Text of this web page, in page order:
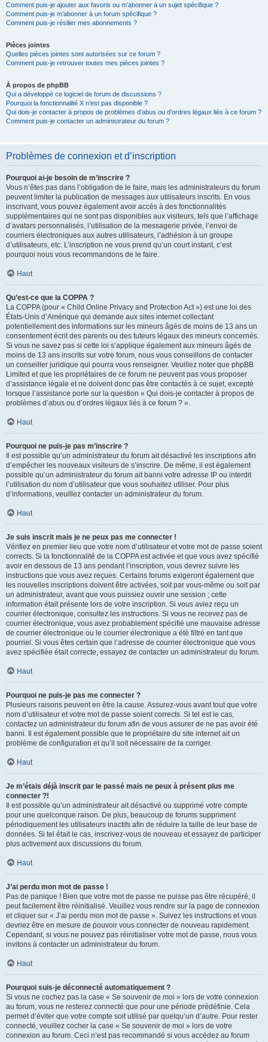
Comment puis-je ajouter aux favoris ou m’abonner à un sujet spécifique ?
Comment puis-je m’abonner à un forum spécifique ?
Comment puis-je résilier mes abonnements ?
Pièces jointes
Quelles pièces jointes sont autorisées sur ce forum ?
Comment puis-je retrouver toutes mes pièces jointes ?
À propos de phpBB
Qui a développé ce logiciel de forum de discussions ?
Pourquoi la fonctionnalité X n’est pas disponible ?
Qui dois-je contacter à propos de problèmes d’abus ou d’ordres légaux liés à ce forum ?
Comment puis-je contacter un administrateur du forum ?
Problèmes de connexion et d’inscription
Pourquoi ai-je besoin de m’inscrire ?
Vous n’êtes pas dans l’obligation de le faire, mais les administrateurs du forum
peuvent limiter la publication de messages aux utilisateurs inscrits. En vous
inscrivant, vous pouvez également avoir accès à des fonctionnalités
supplémentaires qui ne sont pas disponibles aux visiteurs, tels que l’affichage
d’avatars personnalisés, l’utilisation de la messagerie privée, l’envoi de
courriers électroniques aux autres utilisateurs, l’adhésion à un groupe
d’utilisateurs, etc. L’inscription ne vous prend qu’un court instant, c’est
pourquoi nous vous recommandons de le faire.
Haut
Qu’est-ce que la COPPA ?
La COPPA (pour « Child Online Privacy and Protection Act ») est une loi des
États-Unis d’Amérique qui demande aux sites internet collectant
potentiellement des informations sur les mineurs âgés de moins de 13 ans un
consentement écrit des parents ou des tuteurs légaux des mineurs concernés.
Si vous ne savez pas si cette loi s’applique également aux mineurs âgés de
moins de 13 ans inscrits sur votre forum, nous vous conseillons de contacter
un conseiller juridique qui pourra vous renseigner. Veuillez noter que phpBB
Limited et que les propriétaires de ce forum ne peuvent pas vous proposer
d’assistance légale et ne doivent donc pas être contactés à ce sujet, excepté
lorsque l’assistance porte sur la question « Qui dois-je contacter à propos de
problèmes d’abus ou d’ordres légaux liés à ce forum ? ».
Haut
Pourquoi ne puis-je pas m’inscrire ?
Il est possible qu’un administrateur du forum ait désactivé les inscriptions afin
d’empêcher les nouveaux visiteurs de s’inscrire. De même, il est également
possible qu’un administrateur du forum ait banni votre adresse IP ou interdit
l’utilisation du nom d’utilisateur que vous souhaitez utiliser. Pour plus
d’informations, veuillez contacter un administrateur du forum.
Haut
Je suis inscrit mais je ne peux pas me connecter !
Vérifiez en premier lieu que votre nom d’utilisateur et votre mot de passe soient
corrects. Si la fonctionnalité de la COPPA est activée et que vous avez spécifié
avoir en dessous de 13 ans pendant l’inscription, vous devrez suivre les
instructions que vous avez reçues. Certains forums exigeront également que
les nouvelles inscriptions doivent être activées, soit par vous-même ou soit par
un administrateur, avant que vous puissiez ouvrir une session ; cette
information était présente lors de votre inscription. Si vous aviez reçu un
courrier électronique, consultez les instructions. Si vous ne recevez pas de
courrier électronique, vous avez probablement spécifié une mauvaise adresse
de courrier électronique ou le courrier électronique a été filtré en tant que
pourriel. Si vous êtes certain que l’adresse de courrier électronique que vous
avez spécifiée était correcte, essayez de contacter un administrateur du forum.
Haut
Pourquoi ne puis-je pas me connecter ?
Plusieurs raisons peuvent en être la cause. Assurez-vous avant tout que votre
nom d’utilisateur et votre mot de passe soient corrects. Si tel est le cas,
contactez un administrateur du forum afin de vous assurer de ne pas avoir été
banni. Il est également possible que le propriétaire du site internet ait un
problème de configuration et qu’il soit nécessaire de la corriger.
Haut
Je m’étais déjà inscrit par le passé mais ne peux à présent plus me
connecter ?!
Il est possible qu’un administrateur ait désactivé ou supprimé votre compte
pour une quelconque raison. De plus, beaucoup de forums suppriment
périodiquement les utilisateurs inactifs afin de réduire la taille de leur base de
données. Si tel était le cas, inscrivez-vous de nouveau et essayez de participer
plus activement aux discussions du forum.
Haut
J’ai perdu mon mot de passe !
Pas de panique ! Bien que votre mot de passe ne puisse pas être récupéré, il
peut facilement être réinitialisé. Veuillez vous rendre sur la page de connexion
et cliquer sur « J’ai perdu mon mot de passe ». Suivez les instructions et vous
devriez être en mesure de pouvoir vous connecter de nouveau rapidement.
Cependant, si vous ne pouvez pas réinitialiser votre mot de passe, nous vous
invitons à contacter un administrateur du forum.
Haut
Pourquoi suis-je déconnecté automatiquement ?
Si vous ne cochez pas la case « Se souvenir de moi » lors de votre connexion
au forum, vous ne resterez connecté que pour une période prédéfinie. Cela
permet d’éviter que votre compte soit utilisé par quelqu’un d’autre. Pour rester
connecté, veuillez cocher la case « Se souvenir de moi » lors de votre
connexion au forum. Ceci n’est pas recommandé si vous accédez au forum